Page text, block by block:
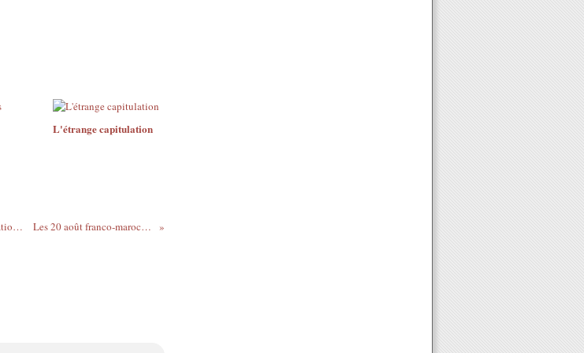
L'étrange capitulation
Universités et grandes écoles françaises : Cancres des palmarès internationaux Les 20 août franco-marocains